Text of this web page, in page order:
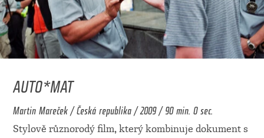
AUTO*MAT
Martin Mareček / Česká republika / 2009 / 90 min. 0 sec.
Stylově různorodý film, který kombinuje dokument s